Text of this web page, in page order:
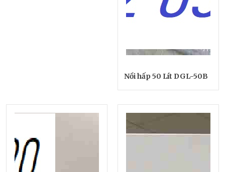
Nồi hấp 50 Lít DGL-50B